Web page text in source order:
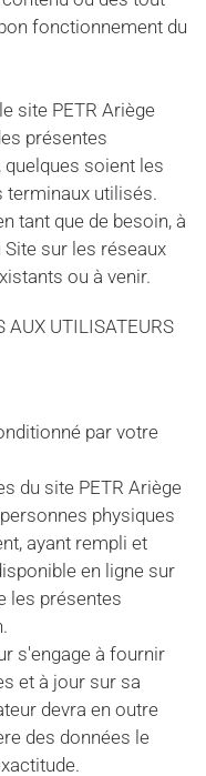
fonctionnement du
site PETR Ariège
présentes
soient les
terminaux utilisés.
tant que de besoin, à
sur les réseaux
ou à venir.
AUX UTILISATEURS
par votre
du site PETR Ariège
physiques
ayant rempli et
en ligne sur
les présentes
s'engage à fournir
et à jour sur sa
devra en outre
des données le